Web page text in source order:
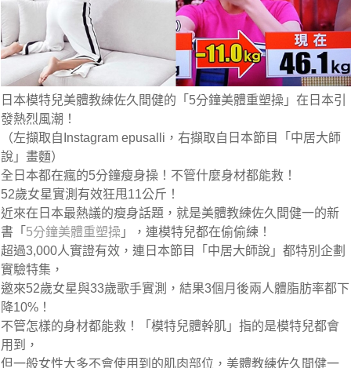
日本模特兒美體教練佐久間健的「5分鐘美體重塑操」在日本引
發熱烈風潮！
（左擷取自Instagram epusalli，右擷取自日本節目「中居大師
說」畫麵）
全日本都在瘋的5分鐘瘦身操！不管什麼身材都能救！
52歲女星實測有效狂甩11公斤！
近來在日本最熱議的瘦身話題，就是美體教練佐久間健一的新
書「 5分鐘美體重塑操 」，連模特兒都在偷偷練！
超過3,000人實證有效，連日本節目「中居大師說」都特別企劃
實驗特集，
邀來52歲女星與33歲歌手實測，結果3個月後兩人體脂肪率都下
降10%！
不管怎樣的身材都能救！
「模特兒體幹肌」指的是模特兒都會
用到，
但一般女性大多不會使用到的肌肉部位，美體教練佐久間健一